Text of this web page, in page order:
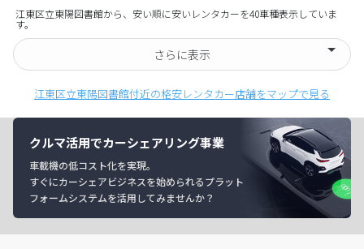
江東区立東陽図書館から、安い順に安いレンタカーを40車種表示していま
す。
さらに表示
江東区立東陽図書館付近の格安レンタカー店舗をマップで見る
クルマ活用でカーシェアリング事業
車載機の低コスト化を実現。
すぐにカーシェアビジネスを始められるプラット
フォームシステムを活用してみませんか？